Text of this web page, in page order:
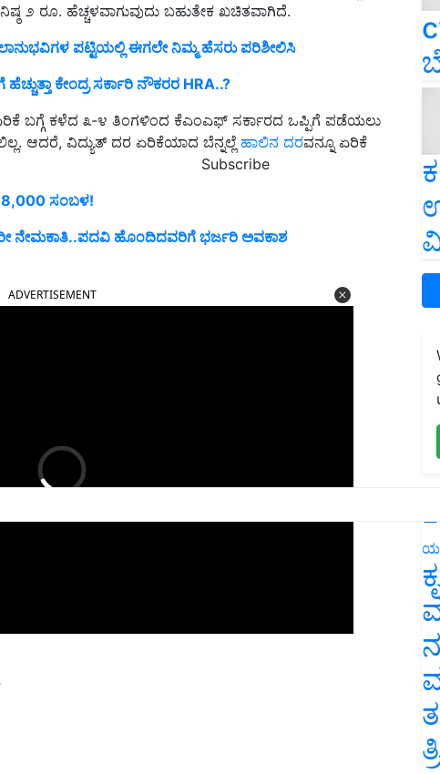
Subscribe
೨ ರೂ. ಹೆಚ್ಚಳವಾಗುವುದು ಬಹುತೇಕ ಖಚಿತವಾಗಿದೆ.
ಪಟ್ಟಿಯಲ್ಲಿ ಈಗಲೇ ನಿಮ್ಮ ಹೆಸರು ಪರಿಶೀಲಿಸಿ
ಕೇಂದ್ರ ಸರ್ಕಾರಿ ನೌಕರರ HRA..?
ಬಗ್ಗೆ ಕಳೆದ ೩-೪ ತಿಂಗಳಿಂದ ಕೆಎಂಎಫ್ ಸರ್ಕಾರದ ಒಪ್ಪಿಗೆ ಪಡೆಯಲು
ಆದರೆ, ವಿದ್ಯುತ್ ದರ ಏರಿಕೆಯಾದ ಬೆನ್ನಲ್ಲೆ ಹಾಲಿನ ದರವನ್ನೂ ಏರಿಕೆ
ಸಂಬಳ!
ನೇಮಕಾತಿ..ಪದವಿ ಹೊಂದಿದವರಿಗೆ ಭರ್ಜರಿ ಅವಕಾಶ